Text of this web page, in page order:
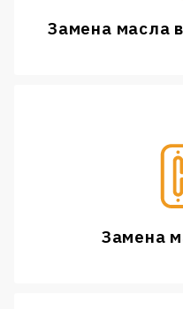
Замена масла
Замена